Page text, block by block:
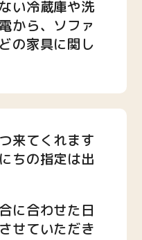
い冷蔵庫や洗
から、ソファ
の家具に関し
来てくれます
ちの指定は出
に合わせた日
せていただき